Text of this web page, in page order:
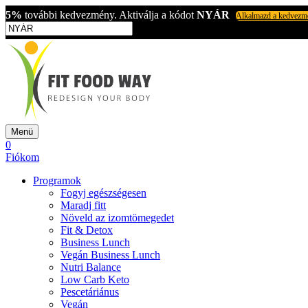
5% további kedvezmény. Aktiválja a kódot NYÁR Alkalmazd a
Menü
0
Fiókom
Programok
Fogyj egészségesen
Maradj fitt
Növeld az izomtömegedet
Fit & Detox
Business Lunch
Vegán Business Lunch
Nutri Balance
Low Carb Keto
Pescetáriánus
Vegán